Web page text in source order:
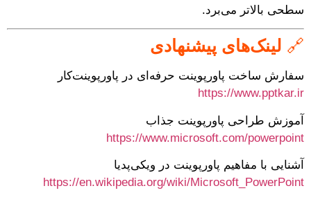
سطحی بالاتر می‌برد.
🔗 لینک‌های پیشنهادی
سفارش ساخت پاورپوینت حرفه‌ای در پاورپوینت‌کار
https://www.pptkar.ir
آموزش طراحی پاورپوینت جذاب
https://www.microsoft.com/powerpoint
آشنایی با مفاهیم پاورپوینت در ویکی‌پدیا
https://en.wikipedia.org/wiki/Microsoft_PowerPoint